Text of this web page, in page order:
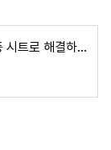
무더위 속 이동 스트레스, 통풍 시트로 해결하다